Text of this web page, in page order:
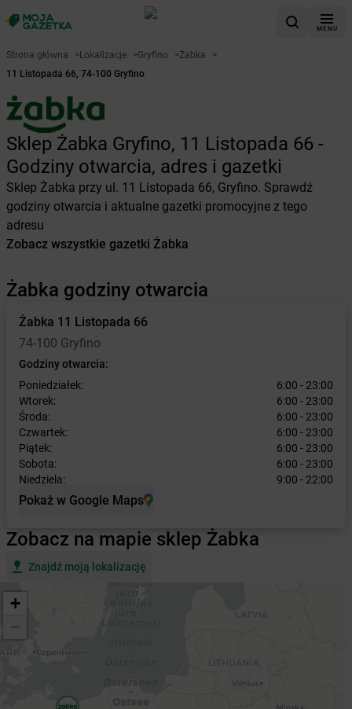
MENU
Strona główna >Lokalizacje >Gryfino >Żabka
>
11 Listopada 66, 74-100 Gryfino
Sklep Żabka Gryfino, 11 Listopada 66 -
Godziny otwarcia, adres i gazetki
Sklep Żabka przy ul. 11 Listopada 66, Gryfino. Sprawdź
godziny otwarcia i aktualne gazetki promocyjne z tego
adresu
Zobacz wszystkie gazetki Żabka
Żabka godziny otwarcia
Żabka 11 Listopada 66
74-100 Gryfino
Godziny otwarcia:
Poniedziałek:
6:00 - 23:00
Wtorek:
6:00 - 23:00
Środa:
6:00 - 23:00
Czwartek:
6:00 - 23:00
Piątek:
6:00 - 23:00
Sobota:
6:00 - 23:00
Niedziela:
9:00 - 22:00
Pokaż w Google Maps
Zobacz na mapie sklep Żabka
Znajdź moją lokalizację
+